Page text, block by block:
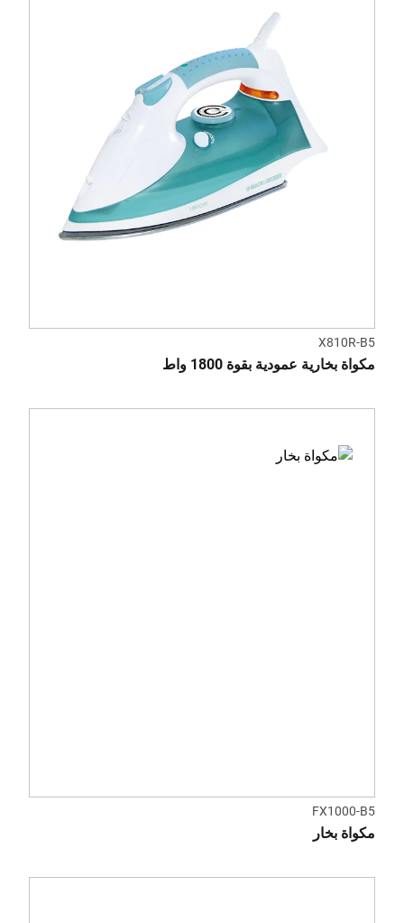
X810R-B5
مكواة بخارية عمودية بقوة 1800 واط
FX1000-B5
مكواة بخار